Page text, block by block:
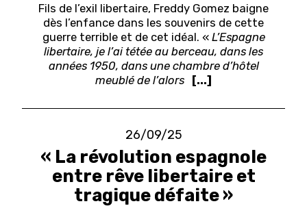
Fils de l’exil libertaire, Freddy Gomez baigne
dès l’enfance dans les souvenirs de cette
guerre terrible et de cet idéal. « L’Espagne
libertaire, je l’ai tétée au berceau, dans les
années 1950, dans une chambre d’hôtel
meublé de l’alors [...]
26/09/25
« La révolution espagnole
entre rêve libertaire et
tragique défaite »